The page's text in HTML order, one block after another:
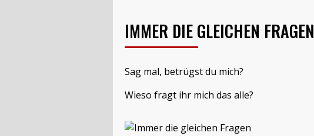
IMMER DIE GLEICHEN FRAGEN
Sag mal, betrügst du mich?
Wieso fragt ihr mich das alle?